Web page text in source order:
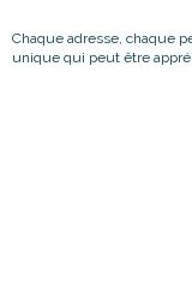
Chaque adresse, chaque
unique qui peut être